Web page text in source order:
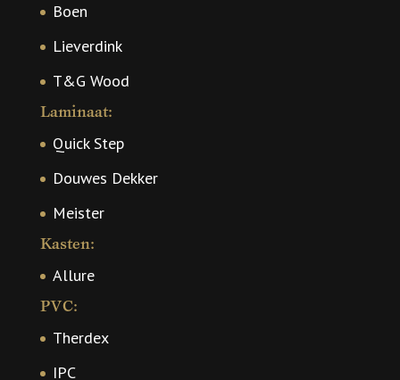
Boen
Lieverdink
T&G Wood
Laminaat:
Quick Step
Douwes Dekker
Meister
Kasten:
Allure
PVC:
Therdex
IPC